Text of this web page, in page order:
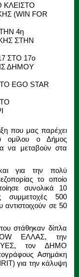
ΚΛΕΙΣΤΟ
(WIN FOR
4η
ΣΤΗΝ
ΣΤΟ 17ο
ΔΗΜΟΥ
EGO STAR
που μας παρέχει
ομίλου ο Δήμος
να μεταβούν στα
για την πολύ
το οποίο
συνολικά 10
συμμετοχές 500
σε 50
στάθηκαν δίπλα
ΕΛΛΑΣ, την
τον ΔΗΜΟ
Ασημάκη
για την κάλυψη